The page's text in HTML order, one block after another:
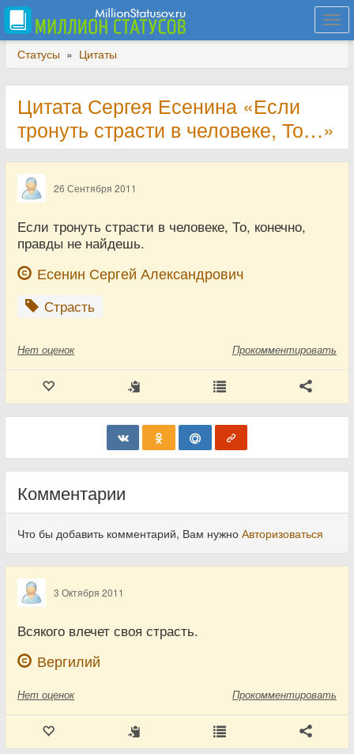
Статусы » Цитаты
Цитата Сергея Есенина «Если
тронуть страсти в человеке, То…»
26 Сентября 2011
Если тронуть страсти в человеке, То, конечно,
правды не найдешь.
Есенин Сергей Александрович
Страсть
Нет оценок Прокомментировать
Комментарии
Что бы добавить комментарий, Вам нужно Авторизоваться
3 Октября 2011
Всякого влечет своя страсть.
Вергилий
Нет оценок Прокомментировать